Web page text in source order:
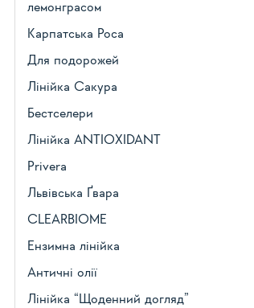
лемонграсом
Карпатська Роса
Для подорожей
Лінійка Сакура
Бестселери
Лінійка ANTIOXIDANT
Privera
Львівська Ґвара
CLEARBIOME
Ензимна лінійка
Античні олії
Лінійка “Щоденний догляд”